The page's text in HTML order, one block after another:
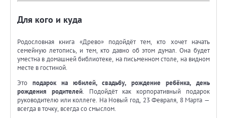
Для кого и куда
Родословная книга «Древо» подойдёт тем, кто хочет начать
семейную летопись, и тем, кто давно об этом думал. Она будет
уместна в домашней библиотеке, на письменном столе, на видном
месте в гостиной.
Это подарок на юбилей, свадьбу, рождение ребёнка, день
рождения родителей. Подойдёт как корпоративный подарок
руководителю или коллеге. На Новый год, 23 Февраля, 8 Марта —
всегда в точку, всегда со смыслом.